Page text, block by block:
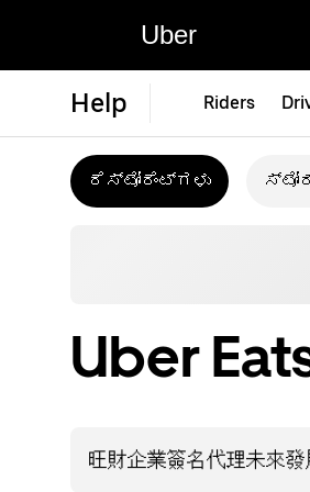
Uber
Help Riders
ರೆಸ್ಟೋರೆಂಟ್‌ಗಳು
Uber